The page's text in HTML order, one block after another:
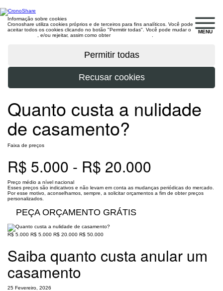
MENU
Informação sobre cookies
Cronoshare utiliza cookies próprios e de terceiros para fins analíticos. Você pode
aceitar todos os cookies clicando no botão "Permitir todas". Você pode mudar o
, e/ou rejeitar, assim como obter
Quanto custa a nulidade
de casamento?
Faixa de preços
R$ 5.000 - R$ 20.000
Preço médio a nível nacional
Esses preços são indicativos e não levam em conta as mudanças periódicas do mercado.
Por esse motivo, aconselhamos, sempre, a solicitar orçamentos a fim de obter preços
personalizados.
PEÇA ORÇAMENTO GRÁTIS
R$ 5.000 R$ 5.000 R$ 20.000 R$ 50.000
Saiba quanto custa anular um
casamento
25 Fevereiro, 2026